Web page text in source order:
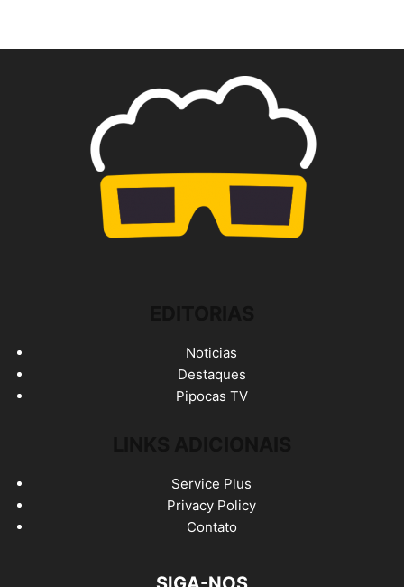
Noticias
Destaques
Pipocas TV
Service Plus
Privacy Policy
Contato